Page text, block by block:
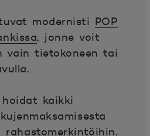
modernisti POP
, jonne voit
vain tietokoneen tai
hoidat kaikki
rahastomerkintöihin.